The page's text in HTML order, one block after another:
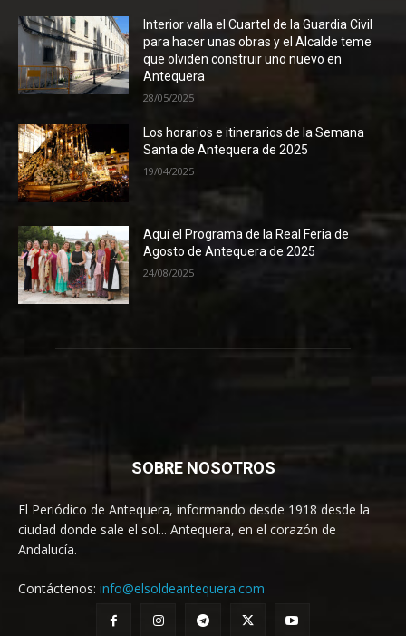
Interior valla el Cuartel de la Guardia Civil
para hacer unas obras y el Alcalde teme
que olviden construir uno nuevo en
Antequera
28/05/2025
Los horarios e itinerarios de la Semana
Santa de Antequera de 2025
19/04/2025
Aquí el Programa de la Real Feria de
Agosto de Antequera de 2025
24/08/2025
SOBRE NOSOTROS
El Periódico de Antequera, informando desde 1918 desde la
ciudad donde sale el sol... Antequera, en el corazón de
Andalucía.
Contáctenos: info@elsoldeantequera.com